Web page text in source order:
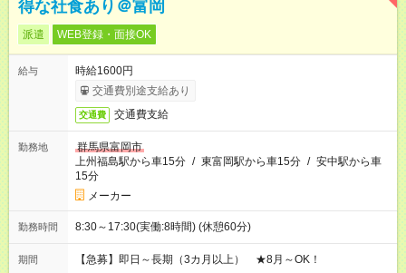
得な社食あり＠富岡
派遣 WEB登録・面接OK
給与
時給1600円
交通費別途支給あり
交通費 交通費支給
勤務地
群馬県富岡市
上州福島駅から車15分 / 東富岡駅から車15分 / 安中駅から車
15分
メーカー
勤務時間 8:30～17:30(実働:8時間) (休憩60分)
期間 【急募】即日～長期（3カ月以上） ★8月～OK！